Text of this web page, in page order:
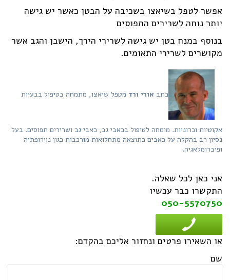
אפשר לטפל בשיאצו בשכיבה על הבטן כאשר יש גישה
יותר נוחה לשרירים התפוסים
בנוסף במנח בטן יש גישה לשרירי הירך, הישבן והגב אשר
מקושרים לשרירי התאומים.
כתב אורי ורד מטפל שיאצו, מתמחה בטיפול בבעיות
אקוטיות וכרוניות. מומחה לטיפול בכאבי גב, כאבי גב ושרירים תפוסים. בעל
נסיון רב בהקלה על כאבים כתוצאה מתחלואות מורכבות כגון נוירופתיה
ופיברומלאגיה.
אני כאן לכל שאלה.
התקשרו כבר עכשיו
050-5570750
או השאירו פרטים ונחזור אליכם בהקדם:
שם